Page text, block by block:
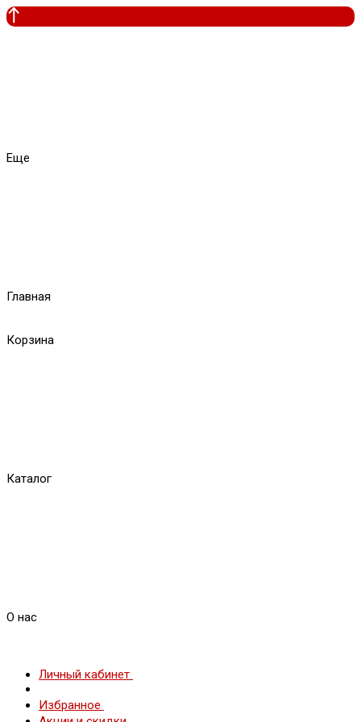
Еще
Главная
Корзина
Каталог
О нас
Личный кабинет
Избранное